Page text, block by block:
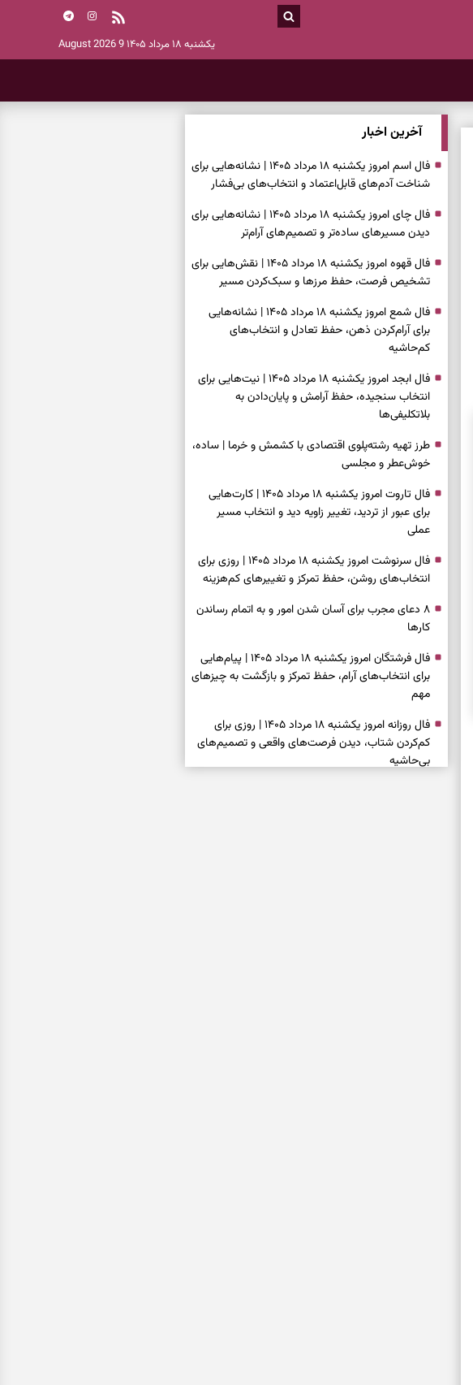
یکشنبه ۱۸ مرداد ۱۴۰۵ 9 August 2026
آخرین اخبار
فال اسم امروز یکشنبه ۱۸ مرداد ۱۴۰۵ | نشانه‌هایی برای
شناخت آدم‌های قابل‌اعتماد و انتخاب‌های بی‌فشار
فال چای امروز یکشنبه ۱۸ مرداد ۱۴۰۵ | نشانه‌هایی برای
دیدن مسیرهای ساده‌تر و تصمیم‌های آرام‌تر
فال قهوه امروز یکشنبه ۱۸ مرداد ۱۴۰۵ | نقش‌هایی برای
تشخیص فرصت، حفظ مرزها و سبک‌کردن مسیر
فال شمع امروز یکشنبه ۱۸ مرداد ۱۴۰۵ | نشانه‌هایی
برای آرام‌کردن ذهن، حفظ تعادل و انتخاب‌های
کم‌حاشیه
فال ابجد امروز یکشنبه ۱۸ مرداد ۱۴۰۵ | نیت‌هایی برای
انتخاب سنجیده، حفظ آرامش و پایان‌دادن به
بلاتکلیفی‌ها
طرز تهیه رشته‌پلوی اقتصادی با کشمش و خرما | ساده،
خوش‌عطر و مجلسی
فال تاروت امروز یکشنبه ۱۸ مرداد ۱۴۰۵ | کارت‌هایی
برای عبور از تردید، تغییر زاویه دید و انتخاب مسیر
عملی
فال سرنوشت امروز یکشنبه ۱۸ مرداد ۱۴۰۵ | روزی برای
انتخاب‌های روشن، حفظ تمرکز و تغییرهای کم‌هزینه
۸ دعای مجرب برای آسان شدن امور و به اتمام رساندن
کار‌ها
فال فرشتگان امروز یکشنبه ۱۸ مرداد ۱۴۰۵ | پیام‌هایی
برای انتخاب‌های آرام، حفظ تمرکز و بازگشت به چیزهای
مهم
فال روزانه امروز یکشنبه ۱۸ مرداد ۱۴۰۵ | روزی برای
کم‌کردن شتاب، دیدن فرصت‌های واقعی و تصمیم‌های
بی‌حاشیه